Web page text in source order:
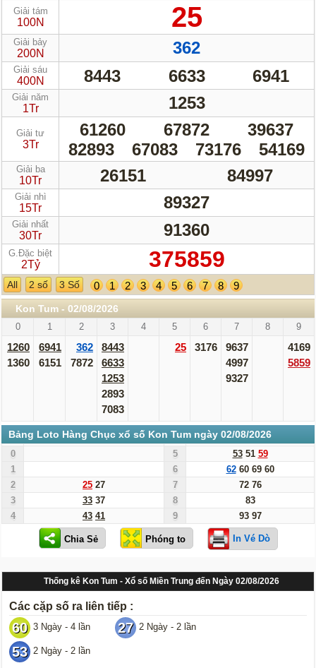
Giải tám
100N 25
Giải bảy
200N 362
Giải sáu
400N 8443 6633 6941
Giải năm
1Tr 1253
Giải tư
3Tr
61260 67872
39637
82893
67083 73176 54169
Giải ba
10Tr 26151 84997
Giải nhì
15Tr 89327
Giải nhất
30Tr 91360
G.Đặc biệt
2Tỷ 375859
All 2 số 3 Số 0 1 2 3 4 5 6 7 8 9
Kon Tum - 02/08/2026
0 1 2 3 4 5 6 7 8 9
1260
1360
6941
6151
362
7872
8443
6633
1253
2893
7083
25 3176
9637
4997
9327
4169
5859
Bảng Loto Hàng Chục xổ số Kon Tum ngày 02/08/2026
0 5 53 51 59
1
6 62 60 69 60
2
25 27 7 72 76
3
33 37 8
83
4
43 41 9 93 97
In Vé Dò
Thống kê Kon Tum - Xổ số Miền Trung đến Ngày 02/08/2026
Các cặp số ra liên tiếp :
60 3 Ngày - 4 lần 27 2 Ngày - 2 lần
53 2 Ngày - 2 lần